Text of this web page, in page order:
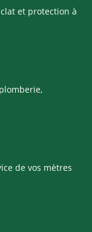
et protection à
de vos mètres